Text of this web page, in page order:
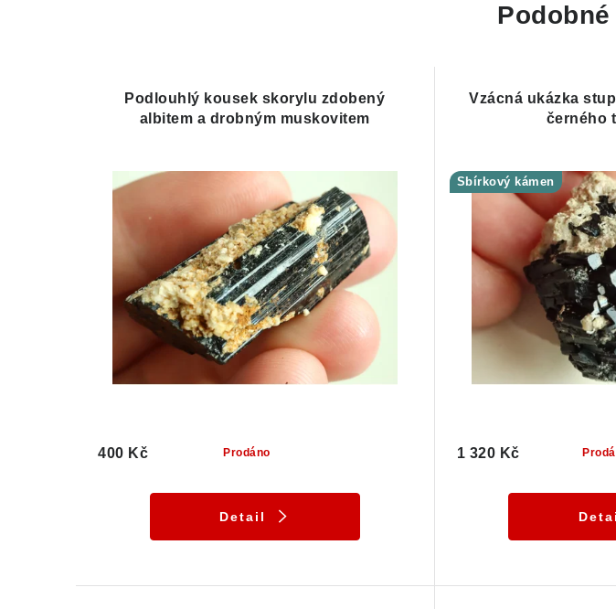
Podlouhlý kousek skorylu zdobený
albitem a drobným muskovitem
Prodáno
400 Kč
Detail
Vzácná ukázka
černého
Sbírkový kámen
1 320 Kč